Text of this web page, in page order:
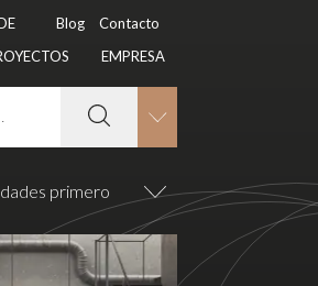
Blog
Contacto
EMPRESA
primero